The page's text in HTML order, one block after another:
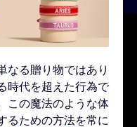
なる贈り物ではあり
時代を超えた行為で
この魔法のような体
るための方法を常に